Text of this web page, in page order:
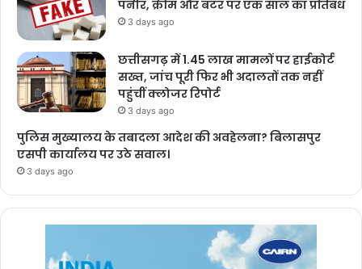
पनीर, क्रीम और बटर पर एक साल का प्रतिबंध
3 days ago
छत्तीसगढ़ में 1.45 लाख मामलों पर हाईकोर्ट
सख्त, जांच पूरी फिर भी अदालतों तक नहीं
पहुंचीं क्लोजर रिपोर्ट
3 days ago
पुलिस मुख्यालय के तबादला आदेश की अवहेलना? बिलासपुर
एसपी कार्यालय पर उठे सवाल।
3 days ago